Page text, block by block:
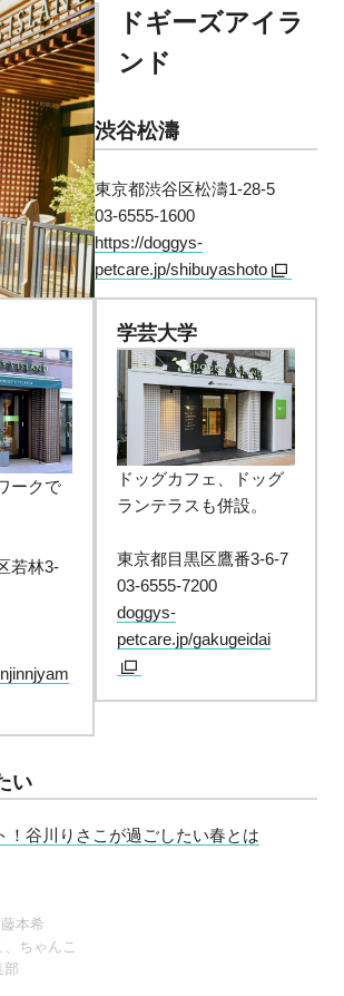
ドギーズアイラ
ンド
渋谷松濤
東京都渋谷区松濤1‐28‐5
03‐6555‐1600
https://doggys-
petcare.jp/shibuyashoto
ークで
若林3-
学芸大学
ドッグカフェ、ドッグ
ランテラスも併設。
東京都目黒区鷹番3-6-7
03-6555-7200
doggys-
petcare.jp/gakugeidai
い
！谷川りさこが過ごしたい春とは
本希
ちゃんこ
部